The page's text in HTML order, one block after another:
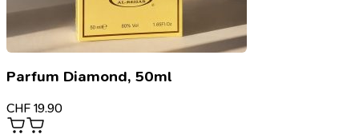
Parfum Diamond, 50ml
CHF 19.90